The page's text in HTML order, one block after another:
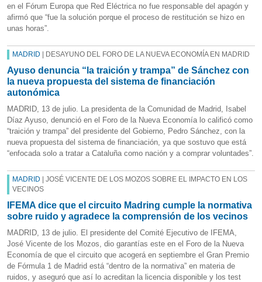
en el Fórum Europa que Red Eléctrica no fue responsable del apagón y
afirmó que “fue la solución porque el proceso de restitución se hizo en
unas horas”.
MADRID | DESAYUNO DEL FORO DE LA NUEVA ECONOMÍA EN MADRID
Ayuso denuncia “la traición y trampa” de Sánchez con
la nueva propuesta del sistema de financiación
autonómica
MADRID, 13 de julio. La presidenta de la Comunidad de Madrid, Isabel
Díaz Ayuso, denunció en el Foro de la Nueva Economía lo calificó como
“traición y trampa” del presidente del Gobierno, Pedro Sánchez, con la
nueva propuesta del sistema de financiación, ya que sostuvo que está
“enfocada solo a tratar a Cataluña como nación y a comprar voluntades”.
MADRID | JOSÉ VICENTE DE LOS MOZOS SOBRE EL IMPACTO EN LOS
VECINOS
IFEMA dice que el circuito Madring cumple la normativa
sobre ruido y agradece la comprensión de los vecinos
MADRID, 13 de julio. El presidente del Comité Ejecutivo de IFEMA,
José Vicente de los Mozos, dio garantías este en el Foro de la Nueva
Economía de que el circuito que acogerá en septiembre el Gran Premio
de Fórmula 1 de Madrid está “dentro de la normativa” en materia de
ruidos, y aseguró que así lo acreditan la licencia disponible y los test